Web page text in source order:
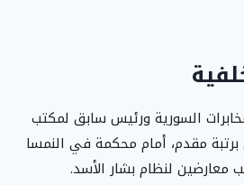
السورية ورئيس سابق لمكتب
برتبة مقدم، أمام محكمة في النمسا
معارضين لنظام بشار الأسد.